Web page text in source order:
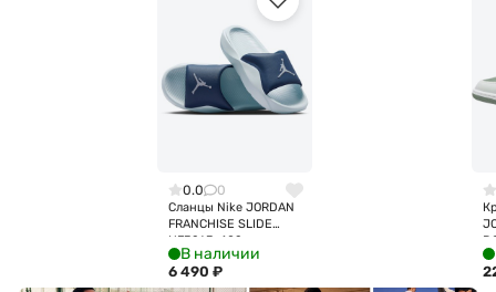
0.0 0
Сланцы Nike JORDAN
FRANCHISE SLIDE
HF3263-402
В наличии
6 490 ₽